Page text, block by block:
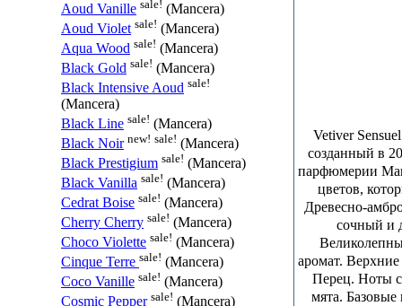
Aoud Vanille sale! (Mancera)
Aoud Violet sale! (Mancera)
Aqua Wood sale! (Mancera)
Black Gold sale! (Mancera)
Black Intensive Aoud sale!
(Mancera)
Black Line sale! (Mancera)
Black Noir new! sale! (Mancera)
Black Prestigium sale! (Mancera)
Black Vanilla sale! (Mancera)
Cedrat Boise sale! (Mancera)
Cherry Cherry sale! (Mancera)
Choco Violette sale! (Mancera)
Cinque Terre sale! (Mancera)
Coco Vanille sale! (Mancera)
Cosmic Pepper sale! (Mancera)
Vetiver
созданный в
парфюмерии
цветов,
Древесно-
сочный и
аромат.
Перец. Ноты
мята.